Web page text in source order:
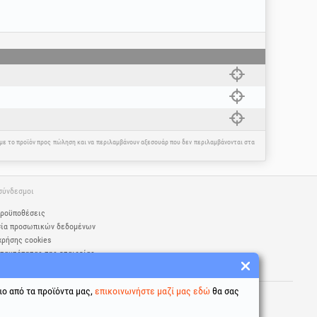
το προϊόν προς πώληση και να περιλαμβάνουν αξεσουάρ που δεν περιλαμβάνονται στα
προσωπικών δεδομένων
cookies
της εταιρείας
κατοχυρωμένα εμπορικά σήματα Honest
από τα προϊόντα μας, επικοινωνήστε μαζί μας εδώ θα σας